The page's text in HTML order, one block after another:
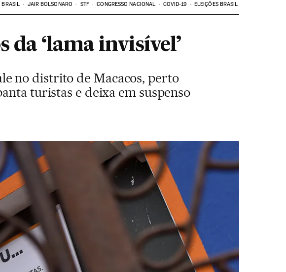
BRASIL JAIR BOLSONARO STF CONGRESSO NACIONAL COVID-19 ELEIÇÕES BRASIL
da ‘lama invisível’
no distrito de Macacos, perto
turistas e deixa em suspenso